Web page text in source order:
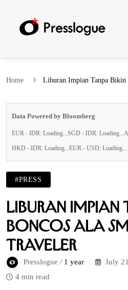
Home Liburan Impian Tanpa Bikin
Data Powered by Bloomberg
EUR - IDR: Loading... SGD - IDR: Loading...
HKD - IDR: Loading... EUR - USD: Loading...
#PRESS
Liburan Impian
Boncos ala
Traveler
Presslogue / 1 year July
4 min read